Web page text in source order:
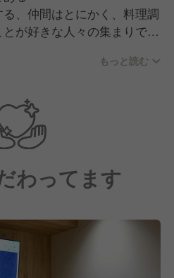
、仲間はとにかく、料理調
が好きな人々の集まりで
リアアップなど様々な目標に
もっと読む
わってます